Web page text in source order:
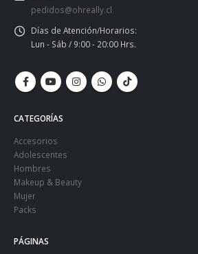
pedidos@ohreally.cl
Días de Atención/Horarios:
Lun - Sáb / 9:00 - 20:00 Hrs.
CATEGORÍAS
Accesorios
Adolescentes
Hombres
Makeup & Beauty
Mujer
Packs
PÁGINAS